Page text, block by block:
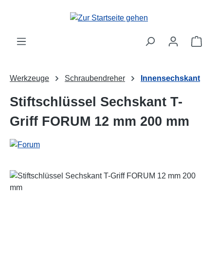
Zum Hauptinhalt springen
Werkzeuge Schraubendreher Innensechskant
Stiftschlüssel Sechskant T-
Griff FORUM 12 mm 200 mm
Bildergalerie überspringen